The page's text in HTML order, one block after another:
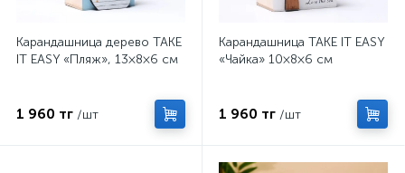
Карандашница дерево TAKE
IT EASY «Пляж», 13×8×6 см
1 960 тг /шт
Карандашница TAKE IT EASY
«Чайка» 10×8×6 см
1 960 тг /шт